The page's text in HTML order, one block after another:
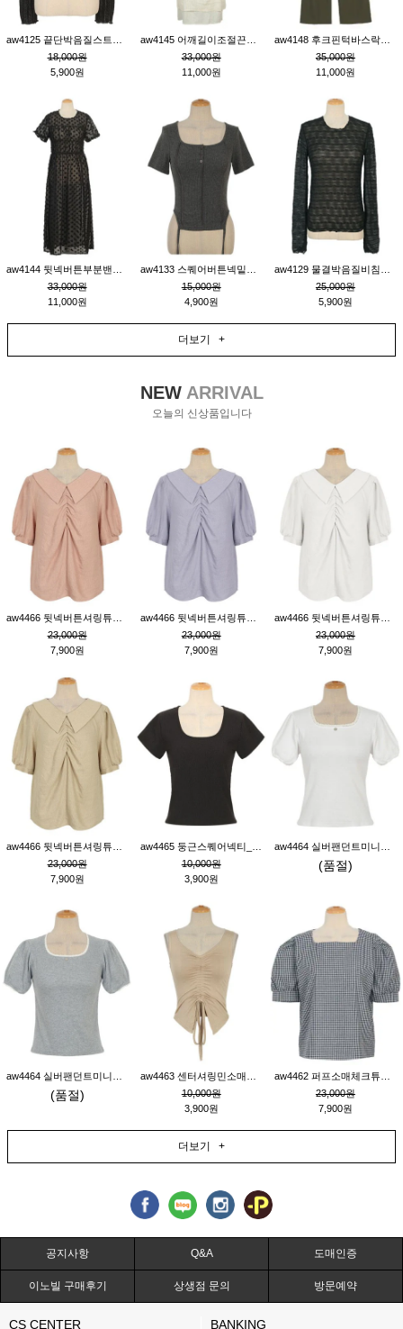
18,000원
5,900원
33,000원
11,000원
35,000원
11,000원
33,000원
11,000원
15,000원
4,900원
25,000원
5,900원
더보기 +
NEWARRIVAL
오늘의 신상품입니다
23,000원
7,900원
23,000원
7,900원
23,000원
7,900원
23,000원
7,900원
10,000원
3,900원
(품절)
(품절)
10,000원
3,900원
23,000원
7,900원
더보기 +
공지사항 Q&A 도매인증
이노빌 구매후기 상생점 문의 방문예약
CS CENTER BANKING